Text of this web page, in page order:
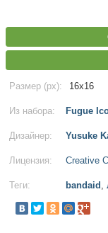
Размер (px): 16x16
Из набора: Fugue
Дизайнер: Yusuke
Лицензия: Creative
Теги: bandaid ,